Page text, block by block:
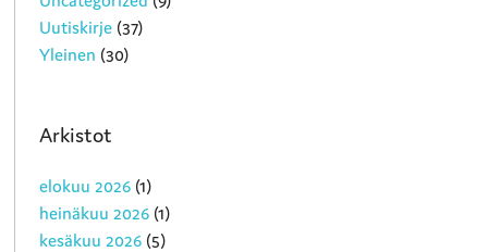
Uutiskirje (37)
Yleinen (30)
Arkistot
elokuu 2026 (1)
heinäkuu 2026 (1)
kesäkuu 2026 (5)